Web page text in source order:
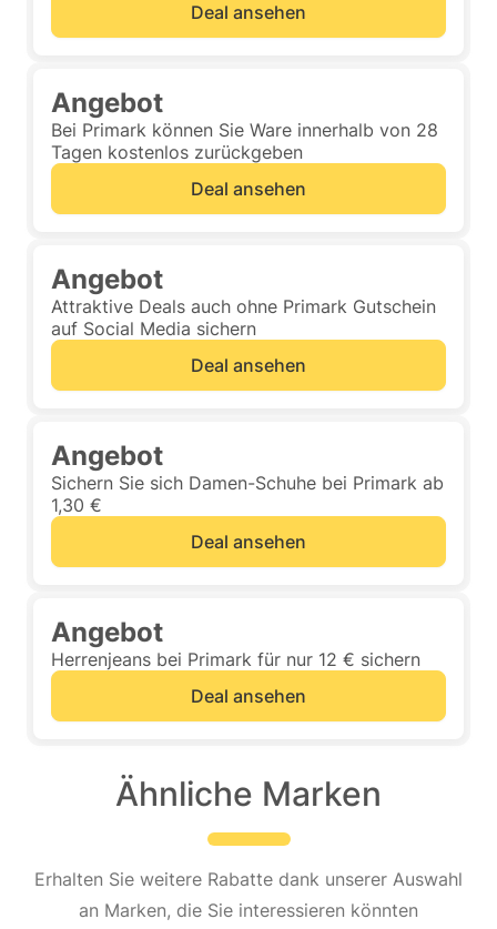
Deal ansehen
Angebot
Bei Primark können Sie Ware innerhalb von 28
Tagen kostenlos zurückgeben
Deal ansehen
Angebot
Attraktive Deals auch ohne Primark Gutschein
auf Social Media sichern
Deal ansehen
Angebot
Sichern Sie sich Damen-Schuhe bei Primark ab
1,30 €
Deal ansehen
Angebot
Herrenjeans bei Primark für nur 12 € sichern
Deal ansehen
Ähnliche Marken
Erhalten Sie weitere Rabatte dank unserer Auswahl
an Marken, die Sie interessieren könnten